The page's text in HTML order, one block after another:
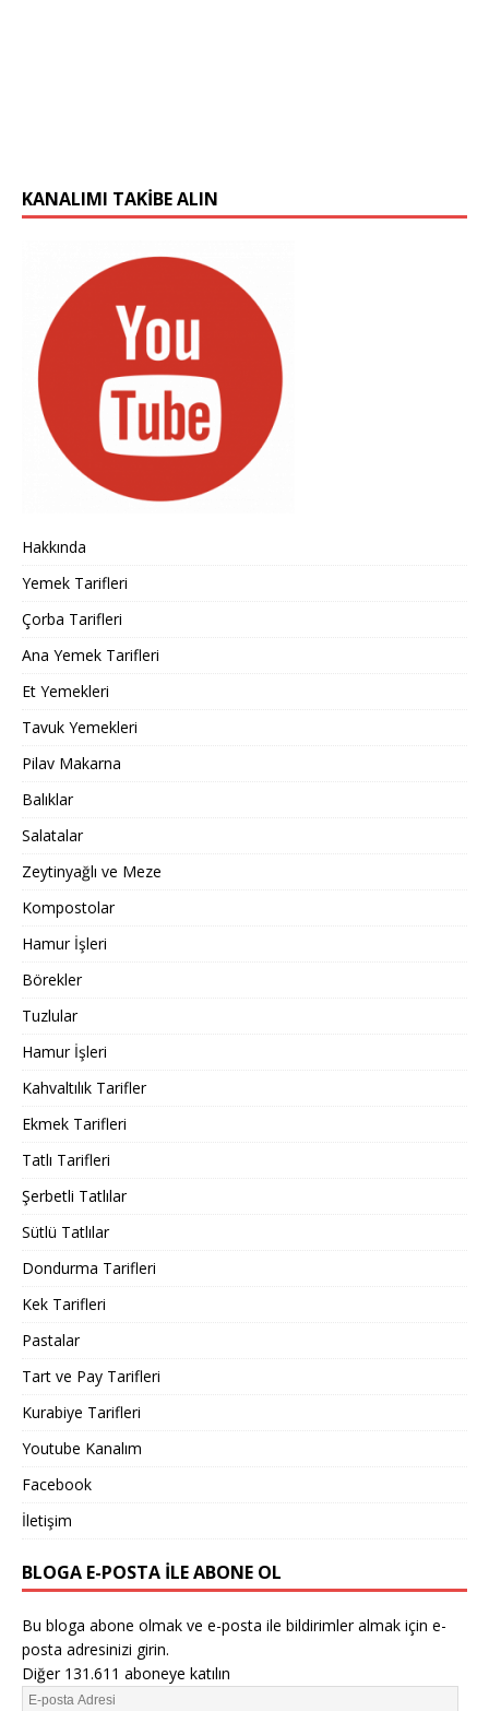
KANALIMI TAKIBE ALIN
Hakkında
Yemek Tarifleri
Çorba Tarifleri
Ana Yemek Tarifleri
Et Yemekleri
Tavuk Yemekleri
Pilav Makarna
Balıklar
Salatalar
Zeytinyağlı ve Meze
Kompostolar
Hamur İşleri
Börekler
Tuzlular
Hamur İşleri
Kahvaltılık Tarifler
Ekmek Tarifleri
Tatlı Tarifleri
Şerbetli Tatlılar
Sütlü Tatlılar
Dondurma Tarifleri
Kek Tarifleri
Pastalar
Tart ve Pay Tarifleri
Kurabiye Tarifleri
Youtube Kanalım
Facebook
İletişim
BLOGA E-POSTA ILE ABONE OL
Bu bloga abone olmak ve e-posta ile bildirimler almak için e-
posta adresinizi girin.
Diğer 131.611 aboneye katılın